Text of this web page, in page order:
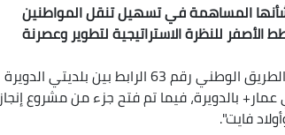
شأنها المساهمة في تسهيل تنقل المواطنين
للنظرة الاستراتيجية لتطوير وعصرنة
وأوضح المصدر ذاته أنه تم وضع حيز الخدمة "منفذ جديد يربط الطريق الوطني رقم 63 الرابط بين بلديتي الدويرة
بالدويرة، فيما تم فتح جزء من مشروع إنجاز